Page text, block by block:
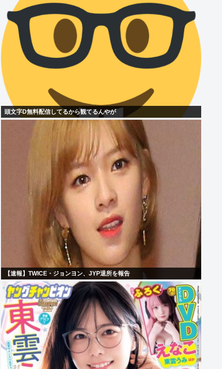
頭文字D無料配信してるから観てるんやが
【速報】TWICE・ジョンヨン、JYP退所を報告